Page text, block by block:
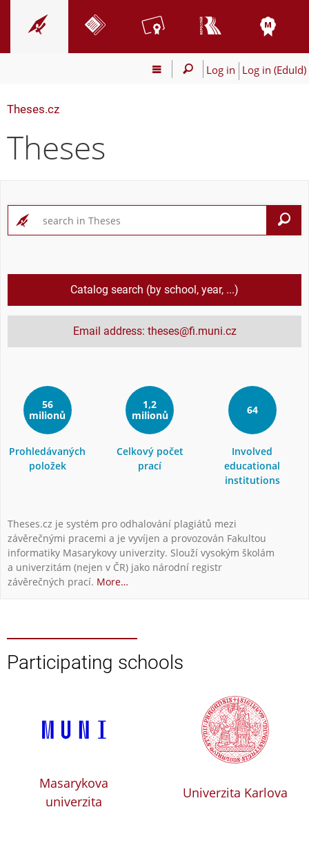
Log in Log in (EduId)
Theses.cz
Theses
Catalog search (by school, year, ...)
Email address: theses@fi.muni.cz
56
milionů
Prohledávaných
položek
1,2
milionů
Celkový počet
prací
64
Involved
educational
institutions
Theses.cz je systém pro odhalování plagiátů mezi
závěrečnými pracemi a je vyvíjen a provozován Fakultou
informatiky Masarykovy univerzity. Slouží vysokým školám
a univerzitám (nejen v ČR) jako národní registr
závěrečných prací. More…
Participating schools
Masarykova
univerzita
Univerzita Karlova